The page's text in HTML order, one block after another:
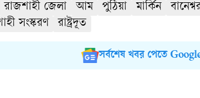
রাজশাহী জেলা আম পুঠিয়া মার্কিন
সংস্করণ
রাষ্ট্রদূত
সর্বশেষ খবর পেতে